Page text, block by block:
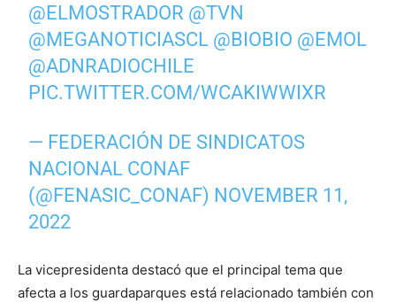
@ELMOSTRADOR @TVN
@MEGANOTICIASCL @BIOBIO @EMOL
@ADNRADIOCHILE
PIC.TWITTER.COM/WCAKIWWIXR
— FEDERACIÓN DE SINDICATOS
NACIONAL CONAF
(@FENASIC_CONAF) NOVEMBER 11,
2022
La vicepresidenta destacó que el principal tema que
afecta a los guardaparques está relacionado también con